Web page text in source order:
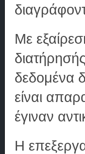
Με
δεδομένα
είναι
έγιναν
Η